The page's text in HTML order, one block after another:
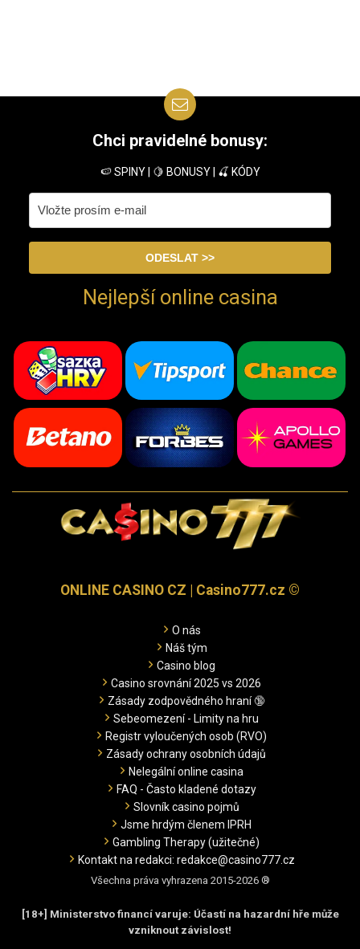
Chci pravidelné bonusy:
🍉 SPINY | 🍋 BONUSY | 🍒 KÓDY
Nejlepší online casina
ONLINE CASINO CZ | Casino777.cz ©
O nás
Náš tým
Casino blog
Casino srovnání 2025 vs 2026
Zásady zodpovědného hraní 🔞
Sebeomezení - Limity na hru
Registr vyloučených osob (RVO)
Zásady ochrany osobních údajů
Nelegální online casina
FAQ - Často kladené dotazy
Slovník casino pojmů
Jsme hrdým členem IPRH
Gambling Therapy (užitečné)
Kontakt na redakci: redakce@casino777.cz
Všechna práva vyhrazena 2015-2026 ®
[18+] Ministerstvo financí varuje: Účastí na hazardní hře může
vzniknout závislost!